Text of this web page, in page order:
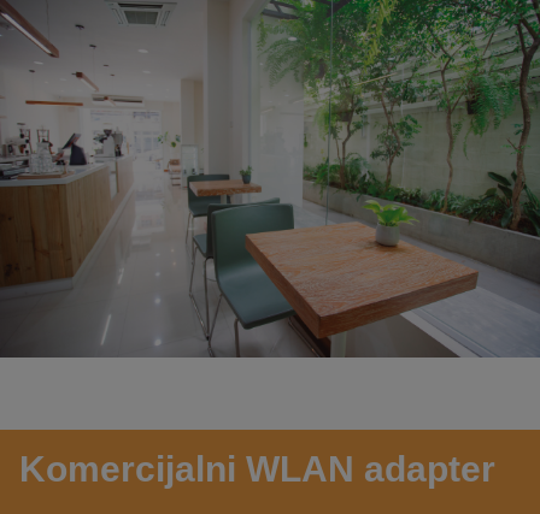
Komercijalni WLAN adapter